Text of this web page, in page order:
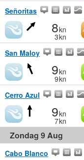
Señoritas
8kn
3kn
San Maloy
9kn
9kn
Cerro Azul
9kn
7kn
Zondag 9 Aug
Cabo Blanco